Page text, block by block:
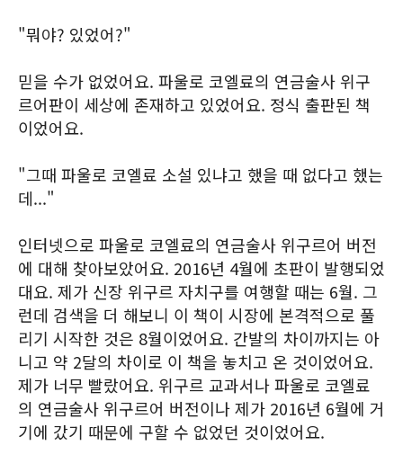
"뭐야? 있었어?"
믿을 수가 없었어요. 파울로 코엘료의 연금술사 위구
르어판이 세상에 존재하고 있었어요. 정식 출판된 책
이었어요.
"그때 파울로 코엘료 소설 있냐고 했을 때 없다고 했는
데..."
인터넷으로 파울로 코엘료의 연금술사 위구르어 버전
에 대해 찾아보았어요. 2016년 4월에 초판이 발행되었
대요. 제가 신장 위구르 자치구를 여행할 때는 6월. 그
런데 검색을 더 해보니 이 책이 시장에 본격적으로 풀
리기 시작한 것은 8월이었어요. 간발의 차이까지는 아
니고 약 2달의 차이로 이 책을 놓치고 온 것이었어요.
제가 너무 빨랐어요. 위구르 교과서나 파울로 코엘료
의 연금술사 위구르어 버전이나 제가 2016년 6월에 거
기에 갔기 때문에 구할 수 없었던 것이었어요.